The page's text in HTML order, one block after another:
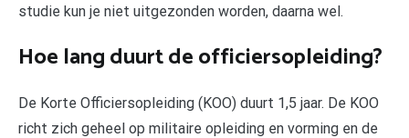
studie kun je niet uitgezonden worden, daarna wel.
Hoe lang duurt de officiersopleiding?
De Korte Officiersopleiding (KOO) duurt 1,5 jaar. De KOO
richt zich geheel op militaire opleiding en vorming en de